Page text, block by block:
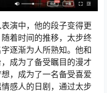
演中，他的段子变得更
着时间的推移，太步终
逐渐为人所熟知。他和
成为了备受瞩目的漫才
，成为了一名备受喜爱
感人的日剧，通过太步